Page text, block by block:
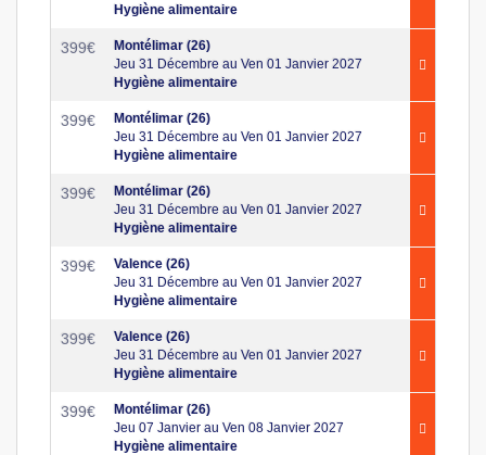
Hygiène alimentaire
399€
Montélimar (26)
Jeu 31 Décembre au Ven 01 Janvier 2027
Hygiène alimentaire
399€
Montélimar (26)
Jeu 31 Décembre au Ven 01 Janvier 2027
Hygiène alimentaire
399€
Montélimar (26)
Jeu 31 Décembre au Ven 01 Janvier 2027
Hygiène alimentaire
399€
Valence (26)
Jeu 31 Décembre au Ven 01 Janvier 2027
Hygiène alimentaire
399€
Valence (26)
Jeu 31 Décembre au Ven 01 Janvier 2027
Hygiène alimentaire
399€
Montélimar (26)
Jeu 07 Janvier au Ven 08 Janvier 2027
Hygiène alimentaire